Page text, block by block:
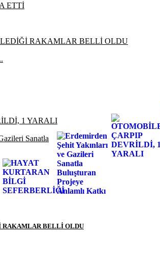
ETTİ
RAKAMLAR BELLİ OLDU
1 YARALI
Sanatla
BELLİ OLDU